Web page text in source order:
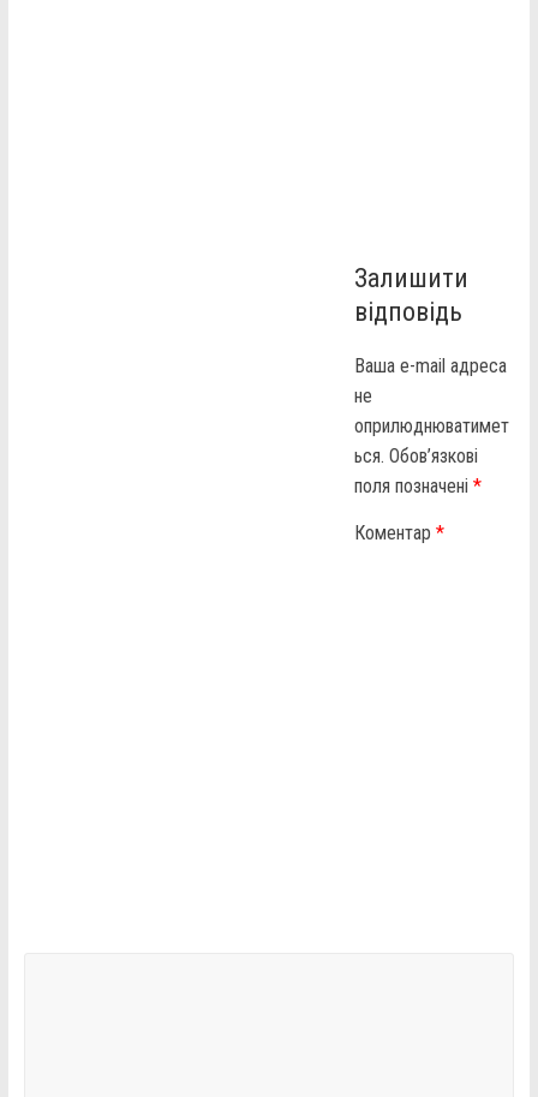
Залишити
відповідь
Ваша e-mail адреса
не
оприлюднюватимет
ься. Обов’язкові
поля позначені*
Коментар*